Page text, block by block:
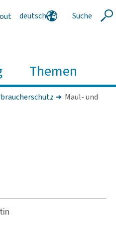
deutsch
Suche
Themen
Maul- und